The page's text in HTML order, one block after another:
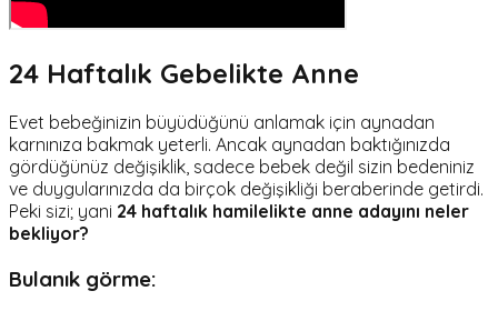
24 Haftalık Gebelikte Anne
Evet bebeğinizin büyüdüğünü anlamak için aynadan
karnınıza bakmak yeterli. Ancak aynadan baktığınızda
gördüğünüz değişiklik, sadece bebek değil sizin bedeniniz
ve duygularınızda da birçok değişikliği beraberinde getirdi.
Peki sizi; yani 24 haftalık hamilelikte anne adayını neler
bekliyor?
Bulanık görme: